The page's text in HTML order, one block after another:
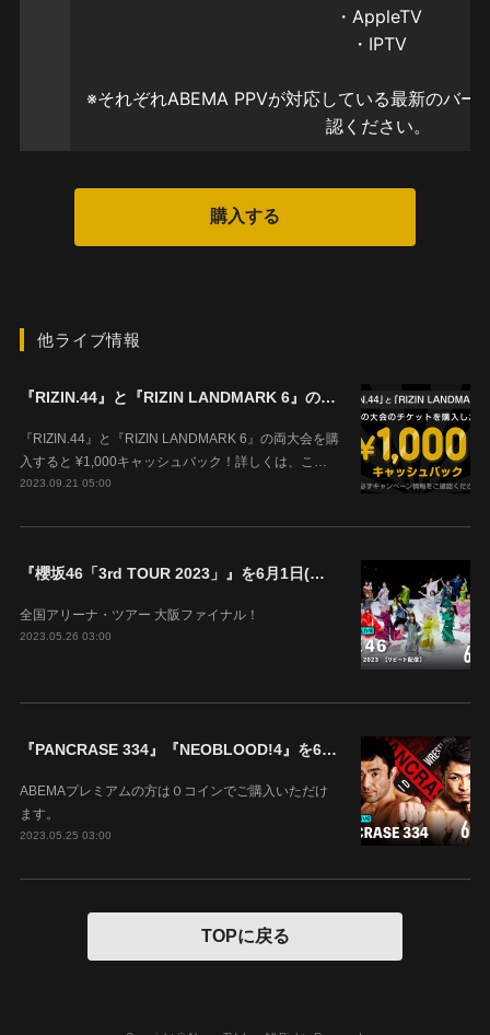
他ライブ情報
『RIZIN.44』と『RIZIN LANDMARK 6』の両大会を購入すると ¥1,000キャッシュバック！
『RIZIN.44』と『RIZIN LANDMARK 6』の両大会を購
入すると ¥1,000キャッシュバック！詳しくは、こ…
2023.09.21 05:00
『櫻坂46「3rd TOUR 2023」』を6月1日(木)18時よりABEMAで生配信決定！
全国アリーナ・ツアー 大阪ファイナル！
2023.05.26 03:00
『PANCRASE 334』『NEOBLOOD!4』を6月4日(日)14時00分よりABEMAで生中継！
ABEMAプレミアムの方は０コインでご購入いただけ
ます。
2023.05.25 03:00
TOPに戻る